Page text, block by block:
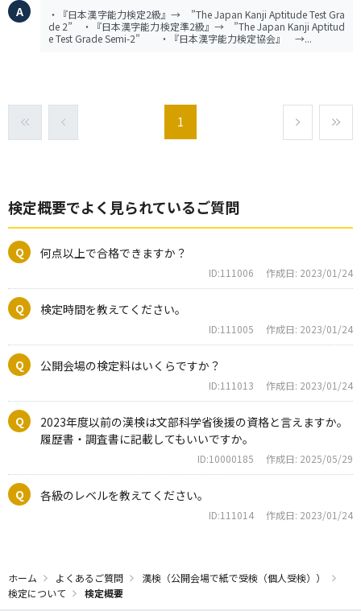
・『日本漢字能力検定2級』→ ”The Japan Kanji Aptitude Test Gra
de 2” ・『日本漢字能力検定準2級』→ ”The Japan Kanji Aptitud
e Test Grade Semi-2” ・『日本漢字能力検定協会』 →...
1
検定概要でよく見られているご質問
何点以上で合格できますか？
ID:111006 作成日: 2023/01/24
検定時間を教えてください。
ID:111005 作成日: 2023/01/24
公開会場の検定料はいくらですか？
ID:111013 作成日: 2023/01/24
2023年度以前の漢検は文部科学省後援の資格と言えますか。
履歴書・調査書に記載してもいいですか。
ID:10000185 作成日: 2025/05/29
各級のレベルを教えてください。
ID:111014 作成日: 2023/01/24
ホーム よくあるご質問
漢検（公開会場で紙で受検（個人受検））
検定について
検定概要